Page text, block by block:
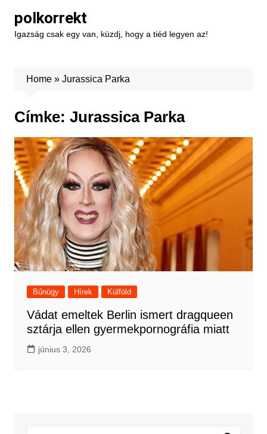
content
polkorrekt
Igazság csak egy van, küzdj, hogy a tiéd legyen az!
Home» Jurassica Parka
Címke: Jurassica Parka
Bűnügy Hírek Külföld
Vádat emeltek Berlin ismert dragqueen
sztárja ellen gyermekpornográfia miatt
június 3, 2026